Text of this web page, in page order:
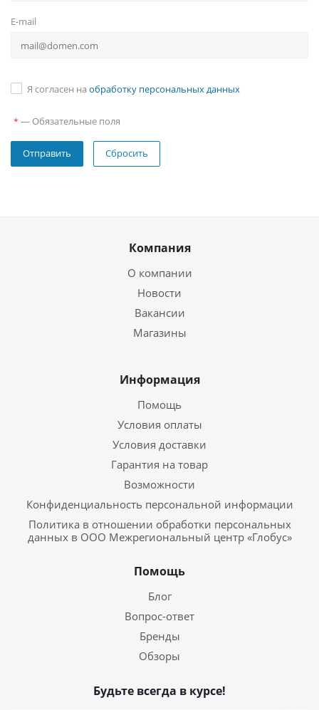
E-mail
Я согласен на обработку персональных данных
* — Обязательные поля
Сбросить
Компания
О компании
Новости
Вакансии
Магазины
Информация
Помощь
Условия оплаты
Условия доставки
Гарантия на товар
Возможности
Конфиденциальность персональной информации
Политика в отношении обработки персональных
данных в ООО Межрегиональный центр «Глобус»
Помощь
Блог
Вопрос-ответ
Бренды
Обзоры
Будьте всегда в курсе!